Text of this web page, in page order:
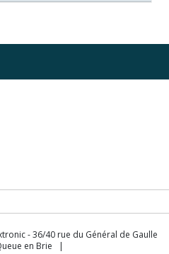
- 36/40 rue du Général de Gaulle
en Brie |